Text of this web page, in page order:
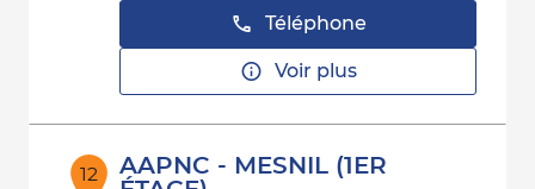
Téléphone
Voir plus
12
AAPNC - MESNIL (1ER